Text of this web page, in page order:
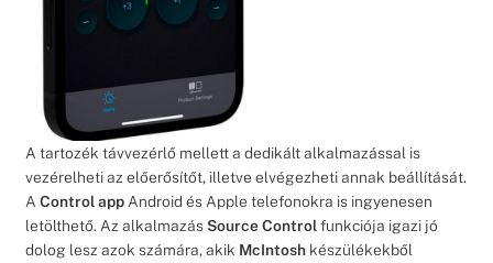
A tartozék távvezérlő mellett a dedikált alkalmazással is
vezérelheti az előerősítőt, illetve elvégezheti annak beállítását.
A Control appAndroid és Apple telefonokra is ingyenesen
letölthető. Az alkalmazásSource Control funkciója igazi jó
dolog lesz azok számára, akik McIntoshkészülékekből